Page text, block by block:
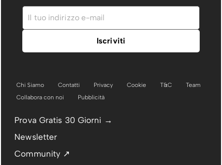
Chi Siamo Contatti Privacy Cookie T&C
Team
Collabora con noi
Pubblicità
Prova Gratis 30 Giorni →
Newsletter
Community ↗